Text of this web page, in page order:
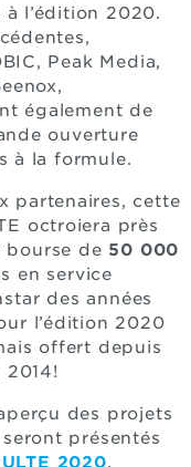
l’édition 2020.
Peak Media,
également de
ouverture
à la formule.
partenaires, cette
octroiera près
bourse de 50 000
en service
des années
l’édition 2020
offert depuis
des projets
présentés
2020.